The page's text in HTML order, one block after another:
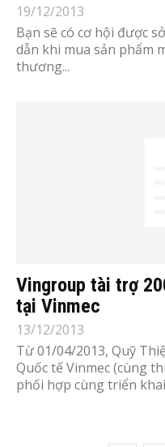
19/12/2013
Bạn sẽ có cơ hội được
dẫn khi mua sản phẩm
thương...
Vingroup tài trợ
tại Vinmec
13/12/2013
Từ 01/04/2013, Quỹ
Quốc tế Vinmec (cùng
phối hợp cùng triển